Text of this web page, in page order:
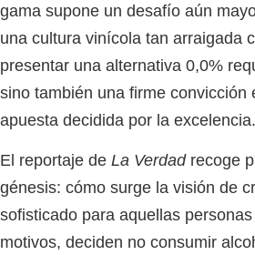
gama supone un desafío aún
una cultura vinícola tan arraigada
presentar una alternativa 0,0%
sino también una firme convicción
apuesta decidida por la excelencia.
El reportaje de La Verdadrecoge
génesis: cómo surge la visión de
sofisticado para aquellas
motivos, deciden no consumir